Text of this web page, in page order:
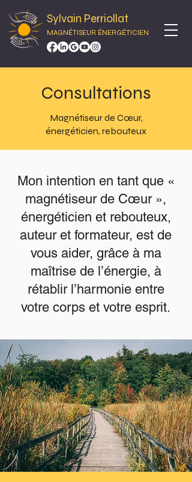
Sylvain Perriollat
MAGNÉTISEUR ÉNERGÉTICIEN
Consultations
Magnétiseur de Cœur,
énergéticien, rebouteux
Mon intention en tant que «
magnétiseur de Cœur »,
énergéticien et rebouteux,
auteur et formateur, est de
vous aider, grâce à ma
maîtrise de l’énergie, à
rétablir l’harmonie entre
votre corps et votre esprit.